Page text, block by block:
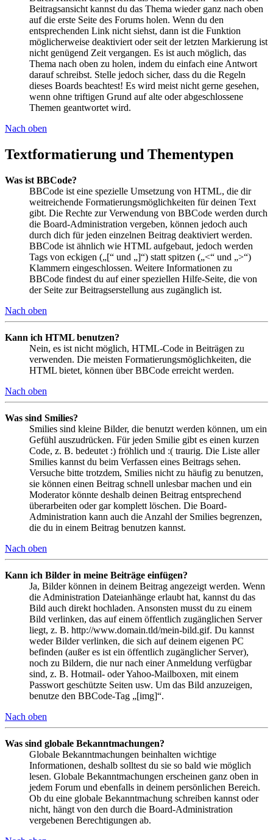
Beitragsansicht kannst du das Thema wieder ganz nach oben
auf die erste Seite des Forums holen. Wenn du den
entsprechenden Link nicht siehst, dann ist die Funktion
möglicherweise deaktiviert oder seit der letzten Markierung ist
nicht genügend Zeit vergangen. Es ist auch möglich, das
Thema nach oben zu holen, indem du einfach eine Antwort
darauf schreibst. Stelle jedoch sicher, dass du die Regeln
dieses Boards beachtest! Es wird meist nicht gerne gesehen,
wenn ohne triftigen Grund auf alte oder abgeschlossene
Themen geantwortet wird.
Nach oben
Textformatierung und Thementypen
Was ist BBCode?
BBCode ist eine spezielle Umsetzung von HTML, die dir
weitreichende Formatierungsmöglichkeiten für deinen Text
gibt. Die Rechte zur Verwendung von BBCode werden durch
die Board-Administration vergeben, können jedoch auch
durch dich für jeden einzelnen Beitrag deaktiviert werden.
BBCode ist ähnlich wie HTML aufgebaut, jedoch werden
Tags von eckigen („[“ und „]“) statt spitzen („<“ und „>“)
Klammern eingeschlossen. Weitere Informationen zu
BBCode findest du auf einer speziellen Hilfe-Seite, die von
der Seite zur Beitragserstellung aus zugänglich ist.
Nach oben
Kann ich HTML benutzen?
Nein, es ist nicht möglich, HTML-Code in Beiträgen zu
verwenden. Die meisten Formatierungsmöglichkeiten, die
HTML bietet, können über BBCode erreicht werden.
Nach oben
Was sind Smilies?
Smilies sind kleine Bilder, die benutzt werden können, um ein
Gefühl auszudrücken. Für jeden Smilie gibt es einen kurzen
Code, z. B. bedeutet :) fröhlich und :( traurig. Die Liste aller
Smilies kannst du beim Verfassen eines Beitrags sehen.
Versuche bitte trotzdem, Smilies nicht zu häufig zu benutzen,
sie können einen Beitrag schnell unlesbar machen und ein
Moderator könnte deshalb deinen Beitrag entsprechend
überarbeiten oder gar komplett löschen. Die Board-
Administration kann auch die Anzahl der Smilies begrenzen,
die du in einem Beitrag benutzen kannst.
Nach oben
Kann ich Bilder in meine Beiträge einfügen?
Ja, Bilder können in deinem Beitrag angezeigt werden. Wenn
die Administration Dateianhänge erlaubt hat, kannst du das
Bild auch direkt hochladen. Ansonsten musst du zu einem
Bild verlinken, das auf einem öffentlich zugänglichen Server
liegt, z. B. http://www.domain.tld/mein-bild.gif. Du kannst
weder Bilder verlinken, die sich auf deinem eigenen PC
befinden (außer es ist ein öffentlich zugänglicher Server),
noch zu Bildern, die nur nach einer Anmeldung verfügbar
sind, z. B. Hotmail- oder Yahoo-Mailboxen, mit einem
Passwort geschützte Seiten usw. Um das Bild anzuzeigen,
benutze den BBCode-Tag „[img]“.
Nach oben
Was sind globale Bekanntmachungen?
Globale Bekanntmachungen beinhalten wichtige
Informationen, deshalb solltest du sie so bald wie möglich
lesen. Globale Bekanntmachungen erscheinen ganz oben in
jedem Forum und ebenfalls in deinem persönlichen Bereich.
Ob du eine globale Bekanntmachung schreiben kannst oder
nicht, hängt von den durch die Board-Administration
vergebenen Berechtigungen ab.